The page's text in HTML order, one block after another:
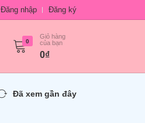
Đăng nhập Đăng ký
0
Giỏ hàng
của bạn
0₫
Đã xem gần đây